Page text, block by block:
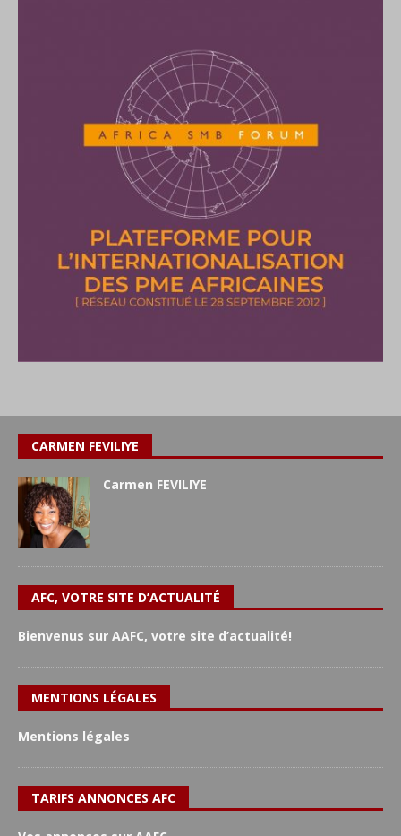
CARMEN FEVILIYE
Carmen FEVILIYE
AFC, VOTRE SITE D’ACTUALITÉ
Bienvenus sur AAFC, votre site d’actualité!
MENTIONS LÉGALES
Mentions légales
TARIFS ANNONCES AFC